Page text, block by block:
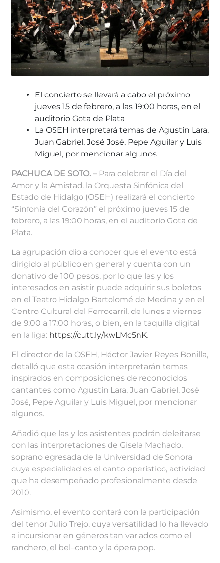
El concierto se llevará a cabo el próximo
jueves 15 de febrero, a las 19:00 horas, en el
auditorio Gota de Plata
La OSEH interpretará temas de Agustín Lara,
Juan Gabriel, José José, Pepe Aguilar y Luis
Miguel, por mencionar algunos
PACHUCA DE SOTO. – Para celebrar el Día del
Amor y la Amistad, la Orquesta Sinfónica del
Estado de Hidalgo (OSEH) realizará el concierto
“Sinfonía del Corazón” el próximo jueves 15 de
febrero, a las 19:00 horas, en el auditorio Gota de
Plata.
La agrupación dio a conocer que el evento está
dirigido al público en general y cuenta con un
donativo de 100 pesos, por lo que las y los
interesados en asistir puede adquirir sus boletos
en el Teatro Hidalgo Bartolomé de Medina y en el
Centro Cultural del Ferrocarril, de lunes a viernes
de 9:00 a 17:00 horas, o bien, en la taquilla digital
en la liga: https://cutt.ly/kwLMc5nK.
El director de la OSEH, Héctor Javier Reyes Bonilla,
detalló que esta ocasión interpretarán temas
inspirados en composiciones de reconocidos
cantantes como Agustín Lara, Juan Gabriel, José
José, Pepe Aguilar y Luis Miguel, por mencionar
algunos.
Añadió que las y los asistentes podrán deleitarse
con las interpretaciones de Gisela Machado,
soprano egresada de la Universidad de Sonora
cuya especialidad es el canto operístico, actividad
que ha desempeñado profesionalmente desde
2010.
Asimismo, el evento contará con la participación
del tenor Julio Trejo, cuya versatilidad lo ha llevado
a incursionar en géneros tan variados como el
ranchero, el bel–canto y la ópera pop.